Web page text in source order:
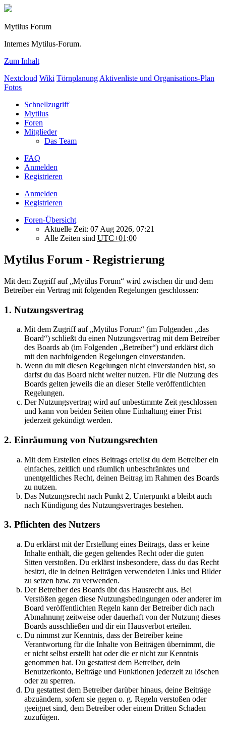
Mytilus Forum
Internes Mytilus-Forum.
Zum Inhalt
Nextcloud Wiki Törnplanung Aktivenliste und Organisations-Plan
Fotos
Schnellzugriff
Mytilus
Foren
Mitglieder
Das Team
FAQ
Anmelden
Registrieren
Anmelden
Registrieren
Foren-Übersicht
Aktuelle Zeit: 07 Aug 2026, 07:21
Alle Zeiten sind UTC+01:00
Mytilus Forum - Registrierung
Mit dem Zugriff auf „Mytilus Forum“ wird zwischen dir und dem
Betreiber ein Vertrag mit folgenden Regelungen geschlossen:
1. Nutzungsvertrag
Mit dem Zugriff auf „Mytilus Forum“ (im Folgenden „das
Board“) schließt du einen Nutzungsvertrag mit dem Betreiber
des Boards ab (im Folgenden „Betreiber“) und erklärst dich
mit den nachfolgenden Regelungen einverstanden.
Wenn du mit diesen Regelungen nicht einverstanden bist, so
darfst du das Board nicht weiter nutzen. Für die Nutzung des
Boards gelten jeweils die an dieser Stelle veröffentlichten
Regelungen.
Der Nutzungsvertrag wird auf unbestimmte Zeit geschlossen
und kann von beiden Seiten ohne Einhaltung einer Frist
jederzeit gekündigt werden.
2. Einräumung von Nutzungsrechten
Mit dem Erstellen eines Beitrags erteilst du dem Betreiber ein
einfaches, zeitlich und räumlich unbeschränktes und
unentgeltliches Recht, deinen Beitrag im Rahmen des Boards
zu nutzen.
Das Nutzungsrecht nach Punkt 2, Unterpunkt a bleibt auch
nach Kündigung des Nutzungsvertrages bestehen.
3. Pflichten des Nutzers
Du erklärst mit der Erstellung eines Beitrags, dass er keine
Inhalte enthält, die gegen geltendes Recht oder die guten
Sitten verstoßen. Du erklärst insbesondere, dass du das Recht
besitzt, die in deinen Beiträgen verwendeten Links und Bilder
zu setzen bzw. zu verwenden.
Der Betreiber des Boards übt das Hausrecht aus. Bei
Verstößen gegen diese Nutzungsbedingungen oder anderer im
Board veröffentlichten Regeln kann der Betreiber dich nach
Abmahnung zeitweise oder dauerhaft von der Nutzung dieses
Boards ausschließen und dir ein Hausverbot erteilen.
Du nimmst zur Kenntnis, dass der Betreiber keine
Verantwortung für die Inhalte von Beiträgen übernimmt, die
er nicht selbst erstellt hat oder die er nicht zur Kenntnis
genommen hat. Du gestattest dem Betreiber, dein
Benutzerkonto, Beiträge und Funktionen jederzeit zu löschen
oder zu sperren.
Du gestattest dem Betreiber darüber hinaus, deine Beiträge
abzuändern, sofern sie gegen o. g. Regeln verstoßen oder
geeignet sind, dem Betreiber oder einem Dritten Schaden
zuzufügen.